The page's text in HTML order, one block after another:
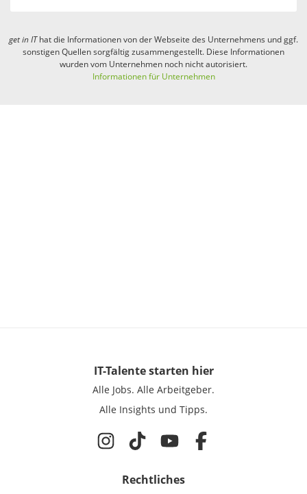
get in IThat die Informationen von der Webseite des Unternehmens und ggf.
sonstigen Quellen sorgfältig zusammengestellt. Diese Informationen
wurden vom Unternehmen noch nicht autorisiert.
Informationen für Unternehmen
IT-Talentestarten hier
Alle Jobs. Alle Arbeitgeber.
Alle Insights und Tipps.
Rechtliches